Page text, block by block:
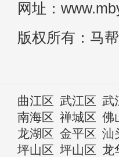
网址：
版权所有：马
曲江区 武江区 武
南海区 禅城区 佛
龙湖区 金平区 汕
坪山区 坪山区 龙